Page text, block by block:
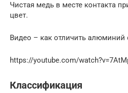
Чистая медь в месте контакта
цвет.
Видео – как отличить алюминий
https://youtube.com/
Классификация